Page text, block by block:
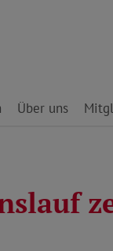
Über uns